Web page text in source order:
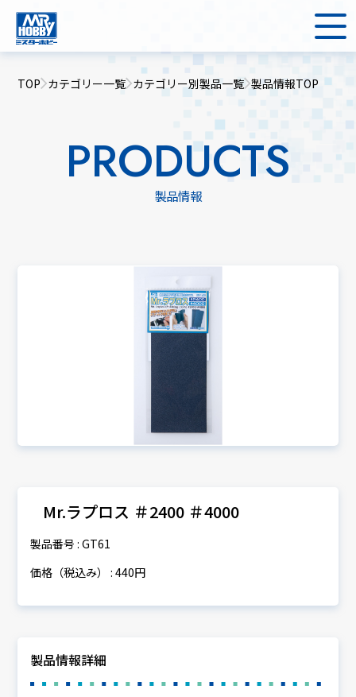
TOP カテゴリー一覧 カテゴリー別製品一覧 製品情報TOP
PRODUCTS
製品情報
Mr.ラプロス ＃2400 ＃4000
製品番号 : GT61
価格（税込み） : 440円
製品情報詳細